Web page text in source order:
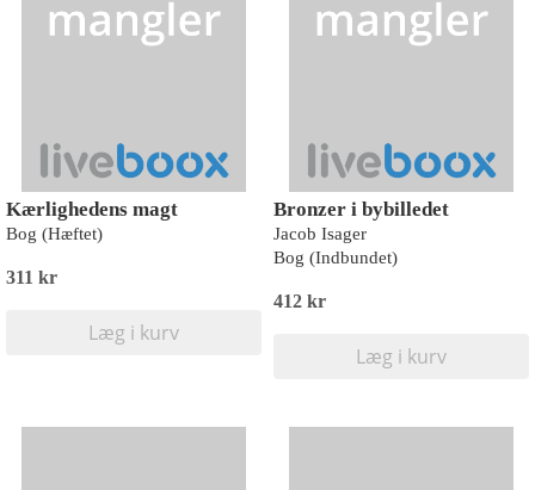
Kærlighedens magt
Bog (Hæftet)
311 kr
Læg i kurv
Bronzer i bybilledet
Jacob Isager
Bog (Indbundet)
412 kr
Læg i kurv